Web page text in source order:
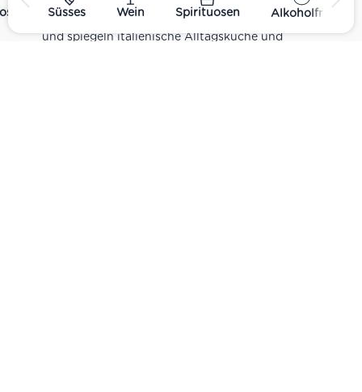
Süsses Wein Spirituosen Alkoholfrei
sind Teil unseres realen Supermarkt-Sortiments
und spiegeln italienische Alltagsküche und